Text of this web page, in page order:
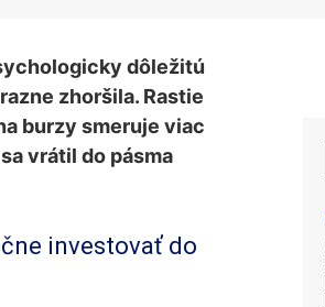
dôležitú
zhoršila. Rastie
burzy smeruje viac
vrátil do pásma
investovať do